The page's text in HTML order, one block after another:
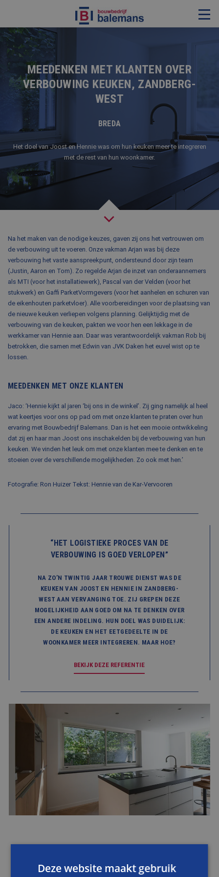
RESTAURATIE
KOZIJNEN & TIMMERWERK
KLEINERE WERKEN & ONDERHOUD
OVER ONS
PROJECTEN
NIEUWS
FAQ
CONTACT
WERKEN BIJ BALEMANS
MEEDENKEN MET KLANTEN OVER
VERBOUWING KEUKEN, ZANDBERG-
WEST
BREDA
Het doel van Joost en Hennie was om hun keuken meer te integreren
met de rest van hun woonkamer.
Na het maken van de nodige keuzes, gaven zij ons het vertrouwen om
de verbouwing uit te voeren. Onze vakman Arjan was bij deze
verbouwing het vaste aanspreekpunt, ondersteund door zijn team
(Justin, Aaron en Tom). Zo regelde Arjan de inzet van onderaannemers
als MTI (voor het installatiewerk), Pascal van der Velden (voor het
stukwerk) en Gaffi ParketVormgevers (voor het aanhelen en schuren van
de eikenhouten parketvloer). Alle voorbereidingen voor de plaatsing van
de nieuwe keuken verliepen volgens planning. Gelijktijdig met de
verbouwing van de keuken, pakten we voor hen een lekkage in de
werkkamer van Hennie aan. Daar was verantwoordelijk vakman Rob bij
betrokken, die samen met Edwin van JVK Daken het euvel wist op te
lossen.
MEEDENKEN MET ONZE KLANTEN
Jaco: ‘Hennie kijkt al jaren ‘bij ons in de winkel’. Zij ging namelijk al heel
wat keertjes voor ons op pad om met onze klanten te praten over hun
ervaring met Bouwbedrijf Balemans. Dan is het een mooie ontwikkeling
dat zij en haar man Joost ons inschakelden bij de verbouwing van hun
keuken. We vinden het leuk om met onze klanten mee te denken en te
stoeien over de verschillende mogelijkheden. Zo ook met hen.’
Fotografie: Ron Huizer Tekst: Hennie van de Kar-Vervooren
“HET LOGISTIEKE PROCES VAN DE
VERBOUWING IS GOED VERLOPEN”
NA ZO’N TWINTIG JAAR TROUWE DIENST WAS DE
KEUKEN VAN JOOST EN HENNIE IN ZANDBERG-
WEST AAN VERVANGING TOE. ZIJ GREPEN DEZE
MOGELIJKHEID AAN GOED OM NA TE DENKEN OVER
EEN ANDERE INDELING. HUN DOEL WAS DUIDELIJK:
DE KEUKEN EN HET EETGEDEELTE IN DE
WOONKAMER MEER INTEGREREN. MAAR HOE?
BEKIJK DEZE REFERENTIE
Deze website maakt gebruik